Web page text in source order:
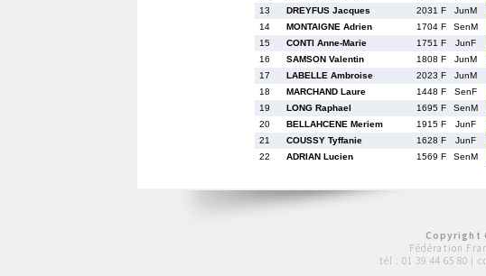
13
DREYFUS Jacques 2031 F JunM
14
MONTAIGNE Adrien 1704 F SenM
15
CONTI Anne-Marie 1751 F JunF
16
SAMSON Valentin 1808 F JunM
17
LABELLE Ambroise 2023 F JunM
18
MARCHAND Laure 1448 F SenF
19
LONG Raphael 1695 F SenM
20
BELLAHCENE Meriem 1915 F JunF
21
COUSSY Tyffanie 1628 F JunF
22
ADRIAN Lucien 1569 F SenM
Copyright
Fédération
tél : 01 39 44 65 80 |